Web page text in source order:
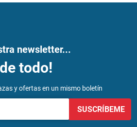
newsletter...
todo!
y ofertas en un mismo boletín
SUSCRÍBEME